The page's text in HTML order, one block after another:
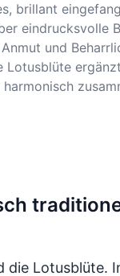
brillant
eindrucksvolle
und
Lotusblüte
die Lotusblüte.